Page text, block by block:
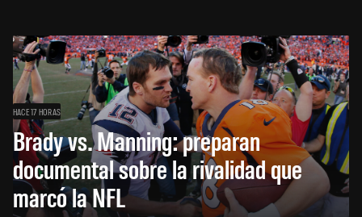
HACE 17 HORAS
Brady vs. Manning: preparan
documental sobre la rivalidad que
marcó la NFL